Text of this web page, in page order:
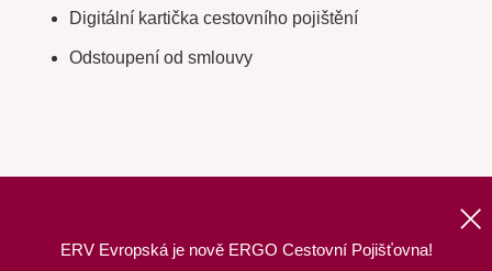
ERV Evropská je nově ERGO Cestovní Pojišťovna!
Digitální kartička cestovního pojištění
Odstoupení od smlouvy